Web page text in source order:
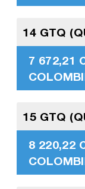
14 GTQ
7 672,21
15 GTQ
8 220,22